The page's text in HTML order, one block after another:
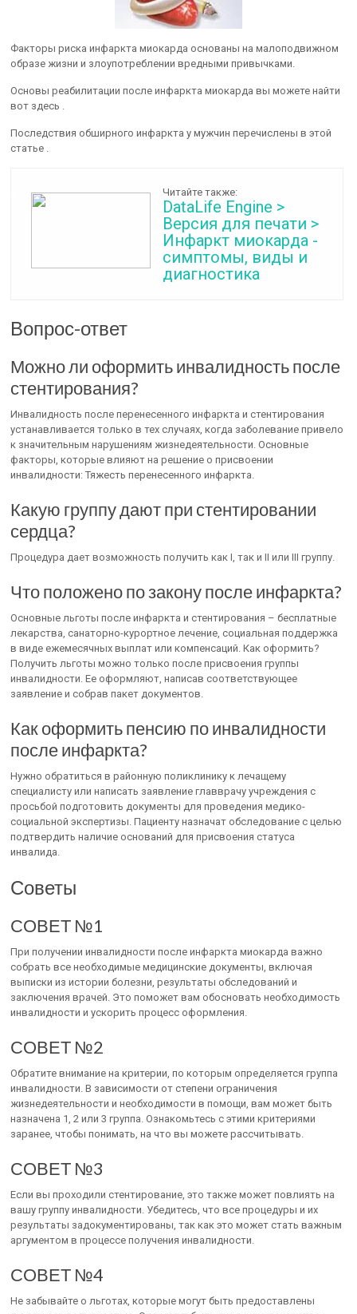
Факторы риска инфаркта миокарда основаны на малоподвижном
образе жизни и злоупотреблении вредными привычками.
Основы реабилитации после инфаркта миокарда вы можете найти
вот здесь .
Последствия обширного инфаркта у мужчин перечислены в этой
статье .
Читайте также:
DataLife Engine >
Версия для печати >
Инфаркт миокарда -
симптомы, виды и
диагностика
Вопрос-ответ
Можно ли оформить инвалидность после
стентирования?
Инвалидность после перенесенного инфаркта и стентирования
устанавливается только в тех случаях, когда заболевание привело
к значительным нарушениям жизнедеятельности. Основные
факторы, которые влияют на решение о присвоении
инвалидности: Тяжесть перенесенного инфаркта.
Какую группу дают при стентировании
сердца?
Процедура дает возможность получить как I, так и II или III группу.
Что положено по закону после инфаркта?
Основные льготы после инфаркта и стентирования – бесплатные
лекарства, санаторно-курортное лечение, социальная поддержка
в виде ежемесячных выплат или компенсаций. Как оформить?
Получить льготы можно только после присвоения группы
инвалидности. Ее оформляют, написав соответствующее
заявление и собрав пакет документов.
Как оформить пенсию по инвалидности
после инфаркта?
Нужно обратиться в районную поликлинику к лечащему
специалисту или написать заявление главврачу учреждения с
просьбой подготовить документы для проведения медико-
социальной экспертизы. Пациенту назначат обследование с целью
подтвердить наличие оснований для присвоения статуса
инвалида.
Советы
СОВЕТ №1
При получении инвалидности после инфаркта миокарда важно
собрать все необходимые медицинские документы, включая
выписки из истории болезни, результаты обследований и
заключения врачей. Это поможет вам обосновать необходимость
инвалидности и ускорить процесс оформления.
СОВЕТ №2
Обратите внимание на критерии, по которым определяется группа
инвалидности. В зависимости от степени ограничения
жизнедеятельности и необходимости в помощи, вам может быть
назначена 1, 2 или 3 группа. Ознакомьтесь с этими критериями
заранее, чтобы понимать, на что вы можете рассчитывать.
СОВЕТ №3
Если вы проходили стентирование, это также может повлиять на
вашу группу инвалидности. Убедитесь, что все процедуры и их
результаты задокументированы, так как это может стать важным
аргументом в процессе получения инвалидности.
СОВЕТ №4
Не забывайте о льготах, которые могут быть предоставлены